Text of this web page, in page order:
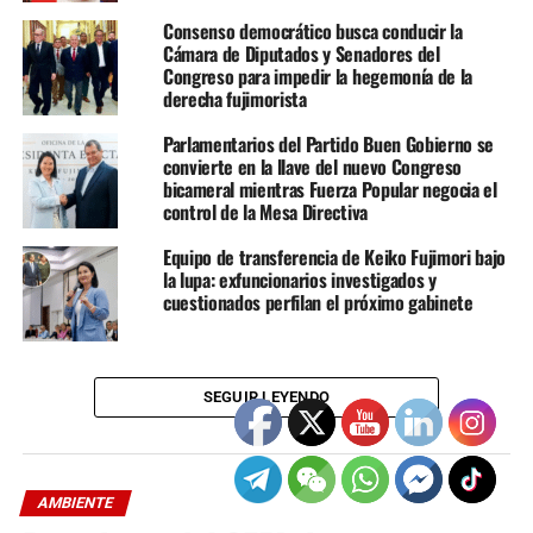
Asimismo, intentó vincular a Sánchez con sectores
políticos que considera radicales y con experiencias
recientes cuestionadas por diversos sectores del país.
Los momentos de mayor tensión se produjeron cuando
ambos candidatos dejaron el terreno programático para
intercambiar cuestionamientos sobre responsabilidades
políticas, alianzas y antecedentes de sus respectivos
espacios. Los ataques directos elevaron el tono del
debate y desplazaron temporalmente la discusión sobre
propuestas concretas.
Otro aspecto destacado fue el intento de ambos
aspirantes por conectar con el electorado desde una
dimensión más personal. Sánchez reforzó un discurso
centrado en el esfuerzo individual y la representación
popular, mientras Fujimori buscó consolidar una imagen
de experiencia y capacidad de gestión frente a la crisis
política y social que atraviesa el país.
Consenso democrático busca conducir la
Cámara de Diputados y Senadores del
Congreso para impedir la hegemonía de la
derecha fujimorista
Parlamentarios del Partido Buen Gobierno se
convierte en la llave del nuevo Congreso
bicameral mientras Fuerza Popular negocia el
control de la Mesa Directiva
Equipo de transferencia de Keiko Fujimori bajo
la lupa: exfuncionarios investigados y
cuestionados perfilan el próximo gabinete
SEGUIR LEYENDO
AMBIENTE